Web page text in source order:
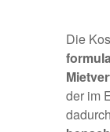
Die
der im
dadurch